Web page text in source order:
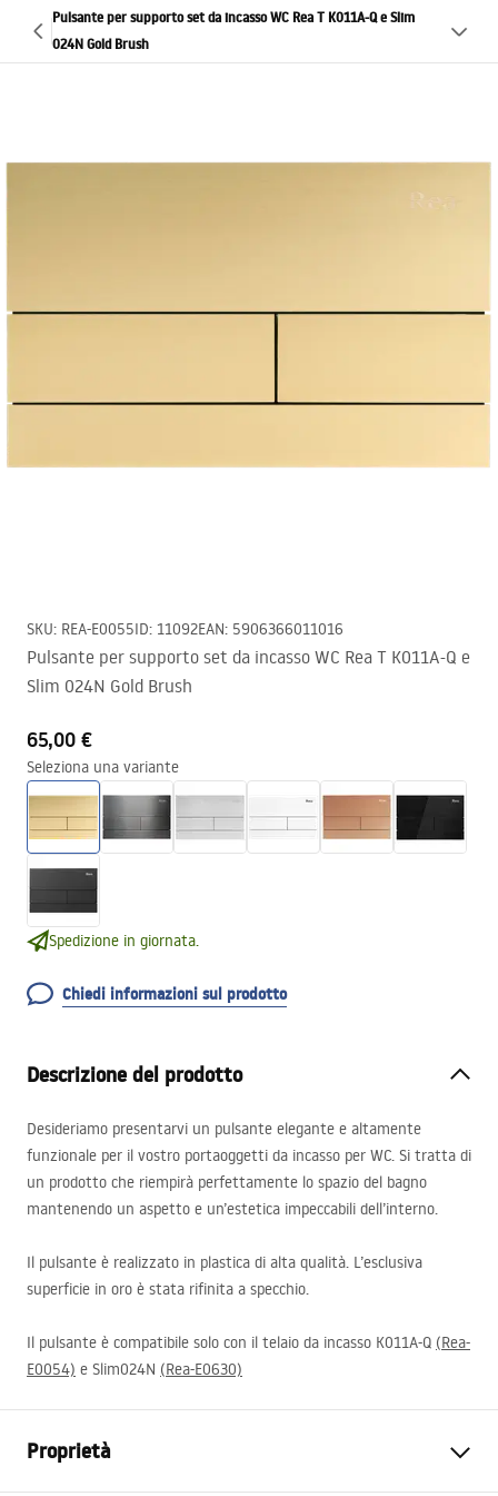
Pulsante per supporto set da incasso WC Rea T K011A-Q e Slim
024N Gold Brush
SKU: REA-E0055ID: 11092EAN: 5906366011016
Pulsante per supporto set da incasso WC Rea T K011A-Q e
Slim 024N Gold Brush
65,00 €
Seleziona una variante
Spedizione in giornata.
Chiedi informazioni sul prodotto
Descrizione del prodotto
Desideriamo presentarvi un pulsante elegante e altamente
funzionale per il vostro portaoggetti da incasso per WC. Si tratta di
un prodotto che riempirà perfettamente lo spazio del bagno
mantenendo un aspetto e un’estetica impeccabili dell’interno.
Il pulsante è realizzato in plastica di alta qualità. L’esclusiva
superficie in oro è stata rifinita a specchio.
Il pulsante è compatibile solo con il telaio da incasso K011A-Q (Rea-
E0054) e Slim024N (Rea-E0630)
Proprietà